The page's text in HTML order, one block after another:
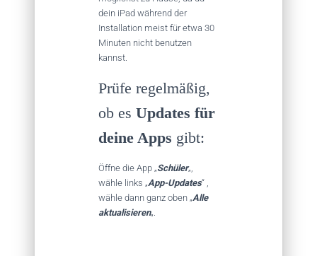
dein iPad während der
Installation meist für etwa 30
Minuten nicht benutzen
kannst.
Prüfe regelmäßig,
ob es Updates für
deine Apps gibt:
Öffne die App „Schüler„,
wähle links „App-Updates“ ,
wähle dann ganz oben „Alle
aktualisieren„.